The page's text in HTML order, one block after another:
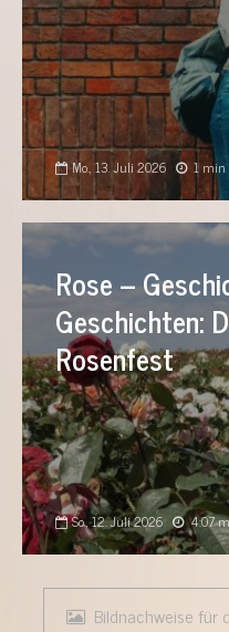
Mo., 13. Juli 2026 1 min
Rose –
Geschichten:
Rosenfest
So., 12. Juli 2026 4:07
Bildnachweise für